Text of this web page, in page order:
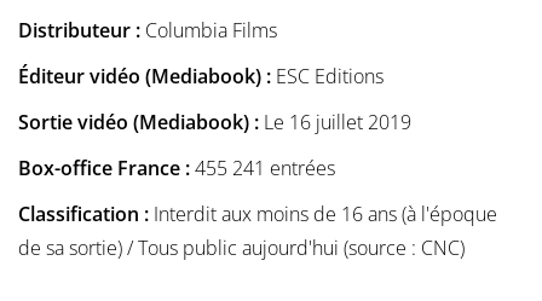
Distributeur : Columbia Films
Éditeur vidéo (Mediabook) : ESC Editions
Sortie vidéo (Mediabook) : Le 16 juillet 2019
Box-office France :455 241 entrées
Classification : Interdit aux moins de 16 ans (à l'époque
de sa sortie) / Tous public aujourd'hui (source : CNC)